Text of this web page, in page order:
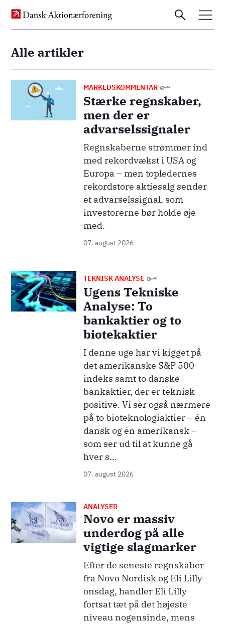
Gå
hovedindhold
Alle artikler
Billede MARKEDSKOMMENTAR
Stærke regnskaber,
men der er
advarselssignaler
Regnskaberne strømmer ind
med rekordvækst i USA og
Europa – men topledernes
rekordstore aktiesalg sender
et advarselssignal, som
investorerne bør holde øje
med.
07. august 2026
Billede TEKNISK ANALYSE
Ugens Tekniske
Analyse: To
bankaktier og to
biotekaktier
I denne uge har vi kigget på
det amerikanske S&P 500-
indeks samt to danske
bankaktier, der er teknisk
positive. Vi ser også nærmere
på to bioteknologiaktier – én
dansk og én amerikansk –
som ser ud til at kunne gå
hver s...
07. august 2026
Billede ANALYSER
Novo er massiv
underdog på alle
vigtige slagmarker
Efter de seneste regnskaber
fra Novo Nordisk og Eli Lilly
onsdag, handler Eli Lilly
fortsat tæt på det højeste
niveau nogensinde, mens